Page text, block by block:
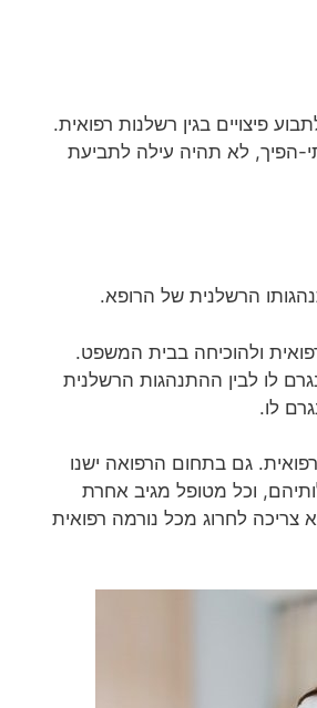
פיצויים בגין רשלנות רפואית.
הפיך, לא תהיה עילה לתביעת
הרשלנית של הרופא.
ולהוכיחה בבית המשפט.
לו לבין ההתנהגות הרשלנית
לו.
גם בתחום הרפואה ישנו
וכל מטופל מגיב אחרת
צריכה לחרוג מכל נורמה רפואית